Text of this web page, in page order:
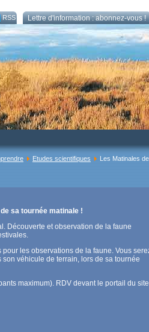
RSS Lettre d'information : abonnez-vous !
Etudes scientifiques Les Matinales
sa tournée matinale !
Découverte et observation de la faune
les observations de la faune. Vous
véhicule de terrain, lors de sa tournée
maximum). RDV devant le portail du